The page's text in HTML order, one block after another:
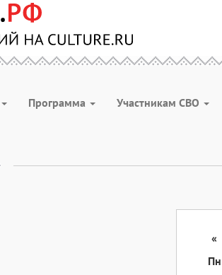
Программа Участникам СВО
«
Пн